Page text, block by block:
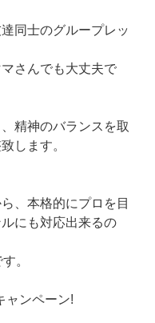
同士のグループレッ
さんでも大丈夫で
精神のバランスを取
します。
、本格的にプロを目
にも対応出来るの
。
ャンペーン!